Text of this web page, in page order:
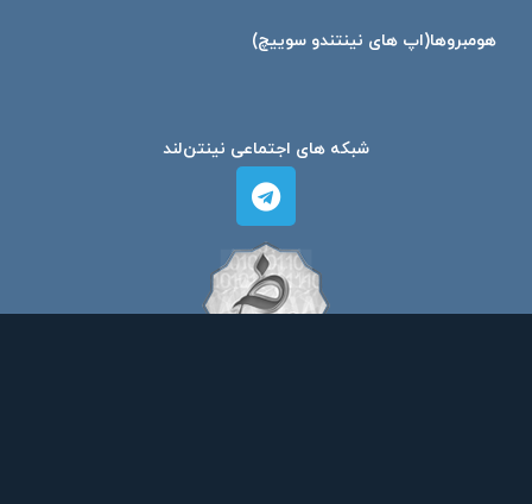
هومبرو‌ها(اپ های نینتندو سوییچ)
شبکه های اجتماعی نینتن‌لند